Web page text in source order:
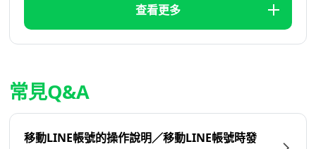
查看更多
常見Q&A
移動LINE帳號的操作說明／移動LINE帳號時發